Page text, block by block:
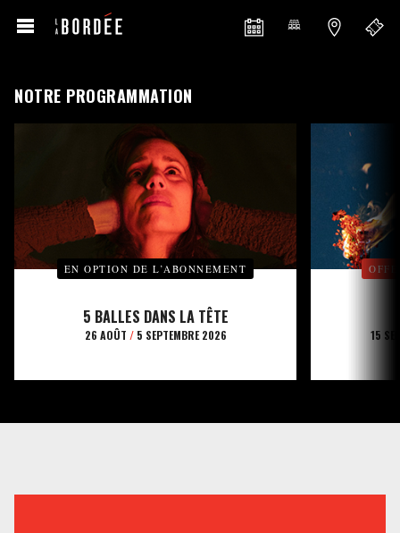
NOTRE PROGRAMMATION
EN OPTION DE L’ABONNEMENT
5 BALLES DANS LA TÊTE
26 AOÛT /5 SEPTEMBRE 2026 15